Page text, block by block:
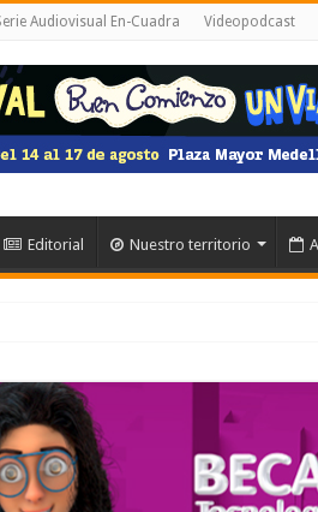
Audiovisual En-Cuadra Videopodcast
Editorial Nuestro territorio